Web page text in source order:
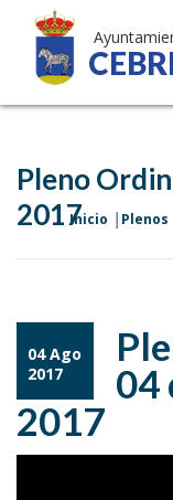
Pleno
2017Inicio Plenos
04 Ago
2017
04
2017